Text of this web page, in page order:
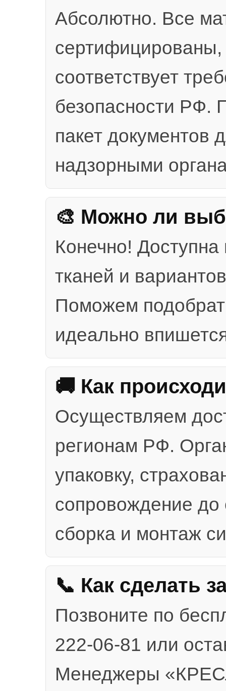
Абсолютно. Все
сертифицированы,
соответствует
безопасности РФ.
пакет документов
надзорными
🎨 Можно ли
Конечно!
тканей и
Поможем
идеально
🚚 Как
Осуществляем
регионам РФ.
упаковку,
сопровождение
сборка и монтаж
📞 Как сделать
Позвоните по
222-06-81 или
Менеджеры